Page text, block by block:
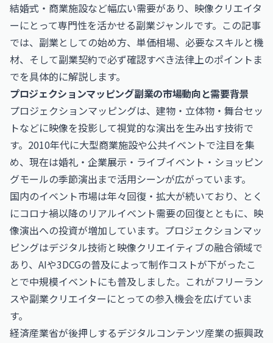
結婚式・商業施設など幅広い需要があり、映像クリエイタ
ーにとって専門性を活かせる副業ジャンルです。この記事
では、副業としての始め方、単価相場、必要なスキルと機
材、そして副業契約で必ず確認すべき法律上のポイントま
でを具体的に解説します。
プロジェクションマッピング副業の市場動向と需要背景
プロジェクションマッピングは、建物・立体物・舞台セッ
トなどに映像を投影して視覚的な演出を生み出す技術で
す。2010年代に大型商業施設や公共イベントで注目を集
め、現在は婚礼・企業展示・ライブイベント・ショッピン
グモールの季節演出まで活用シーンが広がっています。
国内のイベント市場は年々回復・拡大が続いており、とく
にコロナ禍以降のリアルイベント需要の回復とともに、映
像演出への投資が増加しています。プロジェクションマッ
ピングはデジタル技術と映像クリエイティブの融合領域で
あり、AIや3DCGの普及によって制作コストが下がったこ
とで中規模イベントにも普及しました。これがフリーラン
スや副業クリエイターにとっての参入機会を広げていま
す。
経済産業省が後押しするデジタルコンテンツ産業の振興政